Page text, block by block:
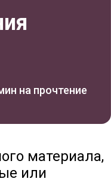
на прочтение
материала,
или